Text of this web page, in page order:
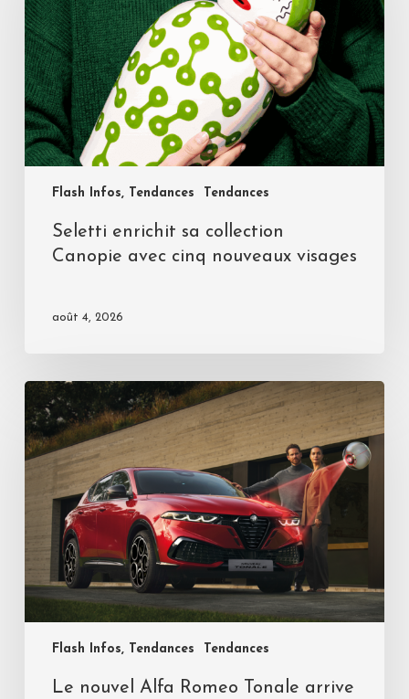
Flash Infos, Tendances Tendances
Seletti enrichit sa collection
Canopie avec cinq nouveaux visages
août 4, 2026
Flash Infos, Tendances Tendances
Le nouvel Alfa Romeo Tonale arrive